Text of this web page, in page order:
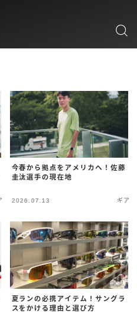
今春から拠点をアメリカへ！佐藤
圭汰選手の現在地
2026.07.13 ギア
夏ランの必携アイテム！サングラ
スをかける理由と選び方